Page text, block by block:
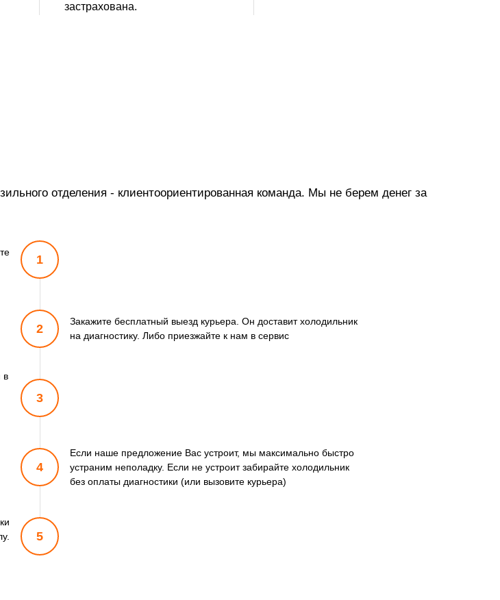
застрахована.
отделения - клиентоориентированная команда. Мы не берем денег за
в
1
2
3
4
5
Закажите бесплатный выезд курьера. Он доставит холодильник
на диагностику. Либо приезжайте к нам в сервис
Если наше предложение Вас устроит, мы максимально быстро
устраним неполадку. Если не устроит забирайте холодильник
без оплаты диагностики (или вызовите курьера)